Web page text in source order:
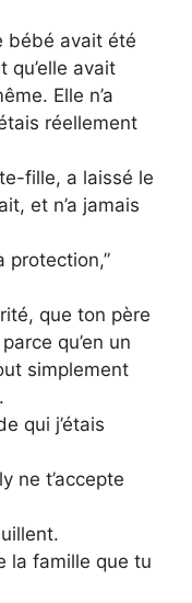
bébé avait été
qu’elle avait
Elle n’a
réellement
fille, a laissé le
et n’a jamais
protection,”
que ton père
qu’en un
simplement
qui j’étais
ne t’accepte
la famille que tu